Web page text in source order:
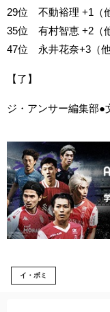
29位 不動裕理 +1（
35位 有村智恵 +2（
47位 永井花奈+3（他
【了】
ジ・アンサー編集部
イ・ボミ